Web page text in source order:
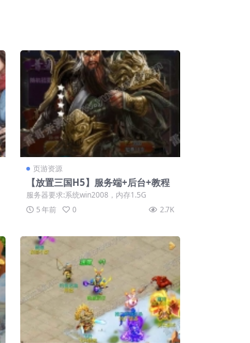
页游资源
【放置三国H5】服务端+后台+教程
服务器要求:系统win2008，内存1.5G
5 年前
0 2.7K